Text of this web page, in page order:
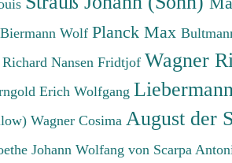
Biermann Wolf Planck Max
Nansen Fridtjof Wagner
Erich Wolfgang
Wagner Cosima August der
Johann Wolfang von Scarpa